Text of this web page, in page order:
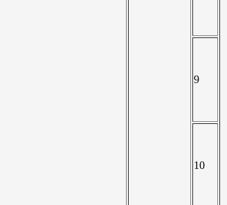
9
10